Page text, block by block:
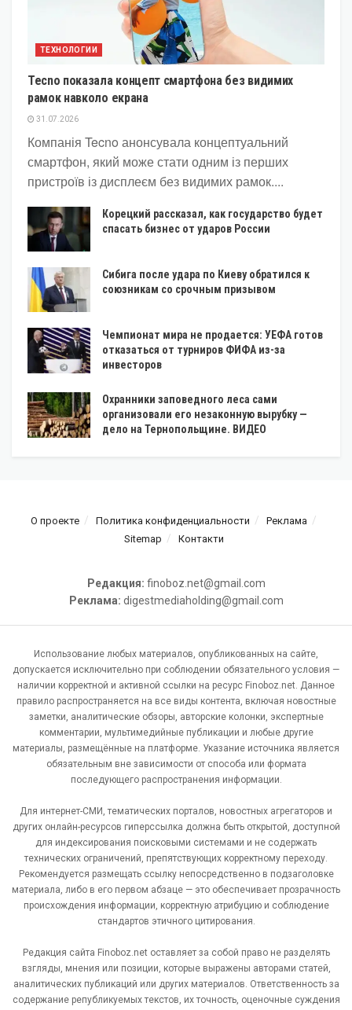
ТЕХНОЛОГИИ
Tecno показала концепт смартфона без видимих
рамок навколо екрана
31.07.2026
Компанія Tecno анонсувала концептуальний
смартфон, який може стати одним із перших
пристроїв із дисплеєм без видимих рамок....
Корецкий рассказал, как государство будет
спасать бизнес от ударов России
Сибига после удара по Киеву обратился к
союзникам со срочным призывом
Чемпионат мира не продается: УЕФА готов
отказаться от турниров ФИФА из-за
инвесторов
Охранники заповедного леса сами
организовали его незаконную вырубку —
дело на Тернопольщине. ВИДЕО
О проекте Политика конфиденциальности
Реклама
Sitemap
Контакти
Редакция: finoboz.net@gmail.com
Реклама: digestmediaholding@gmail.com
Использование любых материалов, опубликованных на сайте,
допускается исключительно при соблюдении обязательного условия —
наличии корректной и активной ссылки на ресурс Finoboz.net. Данное
правило распространяется на все виды контента, включая новостные
заметки, аналитические обзоры, авторские колонки, экспертные
комментарии, мультимедийные публикации и любые другие
материалы, размещённые на платформе. Указание источника является
обязательным вне зависимости от способа или формата
последующего распространения информации.
Для интернет-СМИ, тематических порталов, новостных агрегаторов и
других онлайн-ресурсов гиперссылка должна быть открытой, доступной
для индексирования поисковыми системами и не содержать
технических ограничений, препятствующих корректному переходу.
Рекомендуется размещать ссылку непосредственно в подзаголовке
материала, либо в его первом абзаце — это обеспечивает прозрачность
происхождения информации, корректную атрибуцию и соблюдение
стандартов этичного цитирования.
Редакция сайта Finoboz.net оставляет за собой право не разделять
взгляды, мнения или позиции, которые выражены авторами статей,
аналитических публикаций или других материалов. Ответственность за
содержание републикуемых текстов, их точность, оценочные суждения